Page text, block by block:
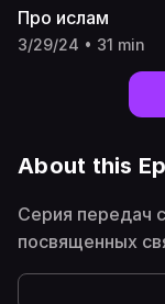
Про ислам
3/29/24 • 31 min
About this
Серия передач
посвященных